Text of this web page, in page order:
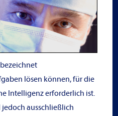
lösen können, für die
Intelligenz erforderlich ist.
jedoch ausschließlich